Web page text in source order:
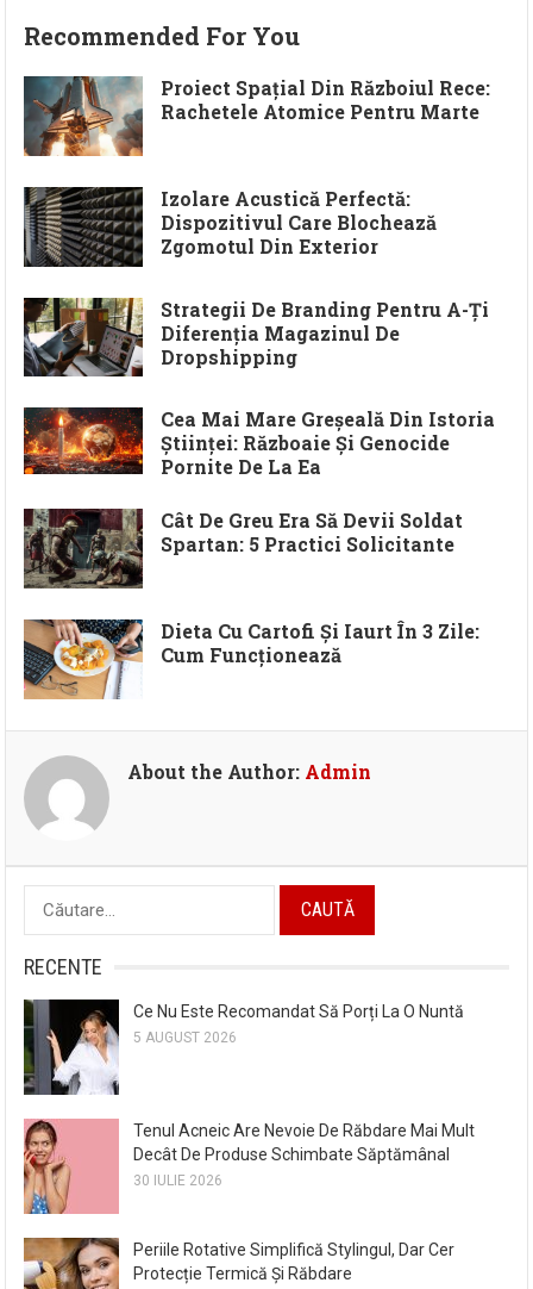
Recommended For You
Proiect Spațial Din Războiul Rece:
Rachetele Atomice Pentru Marte
Izolare Acustică Perfectă:
Dispozitivul Care Blochează
Zgomotul Din Exterior
Strategii De Branding Pentru A-Ți
Diferenția Magazinul De
Dropshipping
Cea Mai Mare Greșeală Din Istoria
Științei: Războaie Și Genocide
Pornite De La Ea
Cât De Greu Era Să Devii Soldat
Spartan: 5 Practici Solicitante
Dieta Cu Cartofi Și Iaurt În 3 Zile:
Cum Funcționează
About the Author: Admin
Caută
după:
RECENTE
Ce Nu Este Recomandat Să Porți La O Nuntă
5 AUGUST 2026
Tenul Acneic Are Nevoie De Răbdare Mai Mult
Decât De Produse Schimbate Săptămânal
30 IULIE 2026
Periile Rotative Simplifică Stylingul, Dar Cer
Protecție Termică Și Răbdare